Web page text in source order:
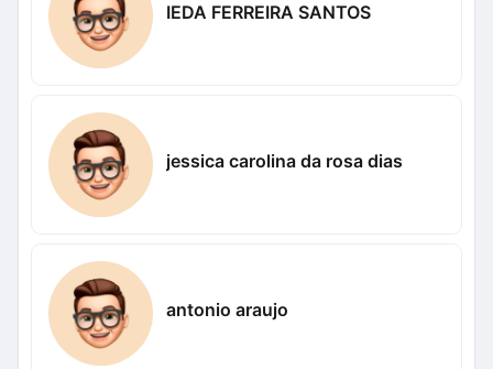
IEDA FERREIRA SANTOS
jessica carolina da rosa dias
antonio araujo